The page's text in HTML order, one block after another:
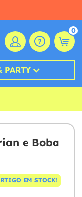
0
PARTY
e Boba
EM STOCK!